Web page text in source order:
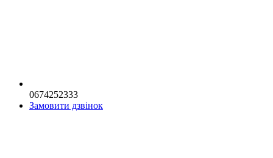
0674252333
Замовити дзвінок